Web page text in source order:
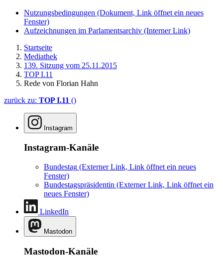
Nutzungsbedingungen (Dokument, Link öffnet ein neues
Fenster)
Aufzeichnungen im Parlamentsarchiv (Interner Link)
Startseite
Mediathek
139. Sitzung vom 25.11.2015
TOP I.11
Rede von Florian Hahn
zurück zu: TOP I.11 ()
Instagram
Instagram-Kanäle
Bundestag (Externer Link, Link öffnet ein neues
Fenster)
Bundestagspräsidentin (Externer Link, Link öffnet ein
neues Fenster)
LinkedIn
Mastodon
Mastodon-Kanäle